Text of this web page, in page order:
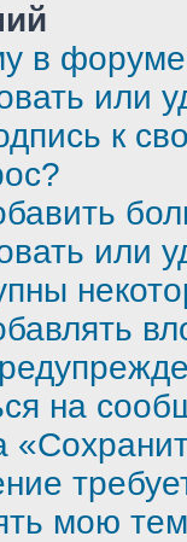
в
или
к
или
на
мою